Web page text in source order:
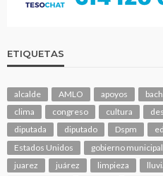
ETIQUETAS
alcalde AMLO apoyos
clima
congreso cultura
diputada
diputado Dspm
Estados Unidos
gobierno municipal
juarez
juárez limpieza